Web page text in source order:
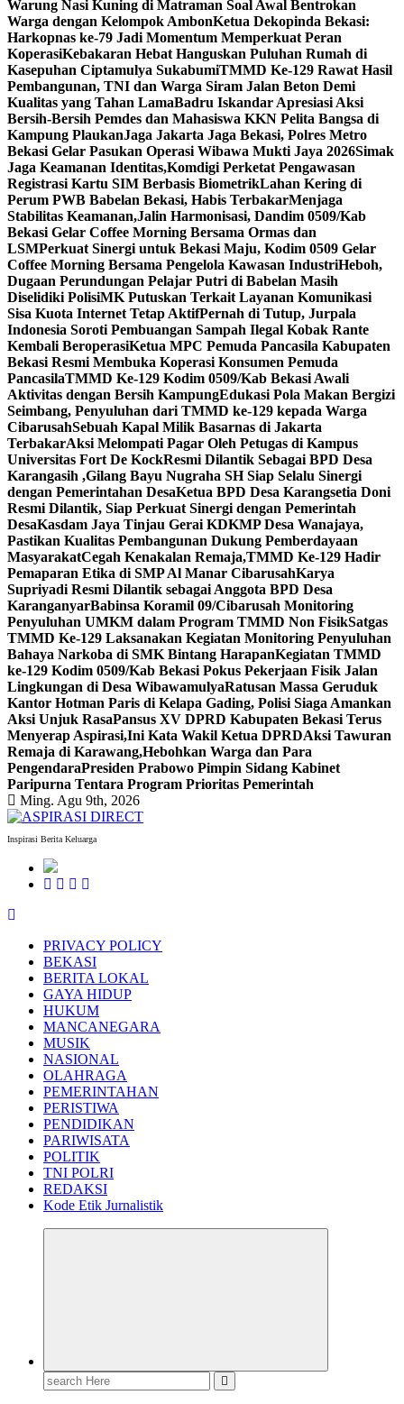
Warung Nasi Kuning di Matraman Soal Awal Bentrokan
Warga dengan Kelompok AmbonKetua Dekopinda Bekasi:
Harkopnas ke-79 Jadi Momentum Memperkuat Peran
KoperasiKebakaran Hebat Hanguskan Puluhan Rumah di
Kasepuhan Ciptamulya SukabumiTMMD Ke-129 Rawat Hasil
Pembangunan, TNI dan Warga Siram Jalan Beton Demi
Kualitas yang Tahan LamaBadru Iskandar Apresiasi Aksi
Bersih-Bersih Pemdes dan Mahasiswa KKN Pelita Bangsa di
Kampung PlaukanJaga Jakarta Jaga Bekasi, Polres Metro
Bekasi Gelar Pasukan Operasi Wibawa Mukti Jaya 2026Simak
Jaga Keamanan Identitas,Komdigi Perketat Pengawasan
Registrasi Kartu SIM Berbasis BiometrikLahan Kering di
Perum PWB Babelan Bekasi, Habis TerbakarMenjaga
Stabilitas Keamanan,Jalin Harmonisasi, Dandim 0509/Kab
Bekasi Gelar Coffee Morning Bersama Ormas dan
LSMPerkuat Sinergi untuk Bekasi Maju, Kodim 0509 Gelar
Coffee Morning Bersama Pengelola Kawasan IndustriHeboh,
Dugaan Perundungan Pelajar Putri di Babelan Masih
Diselidiki PolisiMK Putuskan Terkait Layanan Komunikasi
Sisa Kuota Internet Tetap AktifPernah di Tutup, Jurpala
Indonesia Soroti Pembuangan Sampah Ilegal Kobak Rante
Kembali BeroperasiKetua MPC Pemuda Pancasila Kabupaten
Bekasi Resmi Membuka Koperasi Konsumen Pemuda
PancasilaTMMD Ke-129 Kodim 0509/Kab Bekasi Awali
Aktivitas dengan Bersih KampungEdukasi Pola Makan Bergizi
Seimbang, Penyuluhan dari TMMD ke-129 kepada Warga
CibarusahSebuah Kapal Milik Basarnas di Jakarta
TerbakarAksi Melompati Pagar Oleh Petugas di Kampus
Universitas Fort De KockResmi Dilantik Sebagai BPD Desa
Karangasih ,Gilang Bayu Nugraha SH Siap Selalu Sinergi
dengan Pemerintahan DesaKetua BPD Desa Karangsetia Doni
Resmi Dilantik, Siap Perkuat Sinergi dengan Pemerintah
DesaKasdam Jaya Tinjau Gerai KDKMP Desa Wanajaya,
Pastikan Kualitas Pembangunan Dukung Pemberdayaan
MasyarakatCegah Kenakalan Remaja,TMMD Ke-129 Hadir
Pemaparan Etika di SMP Al Manar CibarusahKarya
Supriyadi Resmi Dilantik sebagai Anggota BPD Desa
KaranganyarBabinsa Koramil 09/Cibarusah Monitoring
Penyuluhan UMKM dalam Program TMMD Non FisikSatgas
TMMD Ke-129 Laksanakan Kegiatan Monitoring Penyuluhan
Bahaya Narkoba di SMK Bintang HarapanKegiatan TMMD
ke-129 Kodim 0509/Kab Bekasi Pokus Pekerjaan Fisik Jalan
Lingkungan di Desa WibawamulyaRatusan Massa Geruduk
Kantor Hotman Paris di Kelapa Gading, Polisi Siaga Amankan
Aksi Unjuk RasaPansus XV DPRD Kabupaten Bekasi Terus
Menyerap Aspirasi,Ini Kata Wakil Ketua DPRDAksi Tawuran
Remaja di Karawang,Hebohkan Warga dan Para
PengendaraPresiden Prabowo Pimpin Sidang Kabinet
Paripurna Tentara Program Prioritas Pemerintah
Ming. Agu 9th, 2026
Inspirasi Berita Keluarga
PRIVACY POLICY
BEKASI
BERITA LOKAL
GAYA HIDUP
HUKUM
MANCANEGARA
MUSIK
NASIONAL
OLAHRAGA
PEMERINTAHAN
PERISTIWA
PENDIDIKAN
PARIWISATA
POLITIK
TNI POLRI
REDAKSI
Kode Etik Jurnalistik
Search
for: